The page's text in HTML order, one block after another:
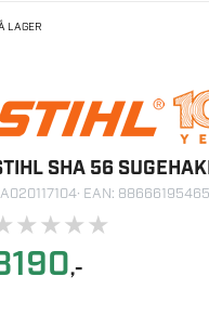
LAGER
SHA 56
· EAN:
★★★★
,-